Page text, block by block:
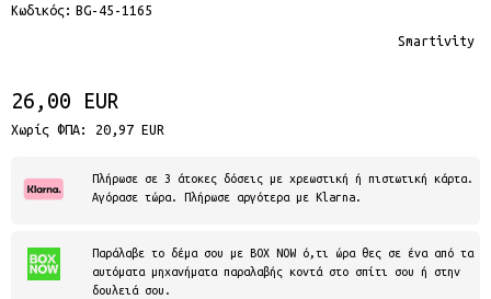
Κωδικός: BG-45-1165
Smartivity
26,00 EUR
Χωρίς ΦΠΑ: 20,97 EUR
Παράλαβε το δέμα σου με BOX NOW ό,τι ώρα θες σε ένα από τα
αυτόματα μηχανήματα παραλαβής κοντά στο σπίτι σου ή στην
δουλειά σου.
Πλήρωσε σε 3 άτοκες δόσεις με χρεωστική ή πιστωτική κάρτα.
Αγόρασε τώρα. Πλήρωσε αργότερα με Klarna.